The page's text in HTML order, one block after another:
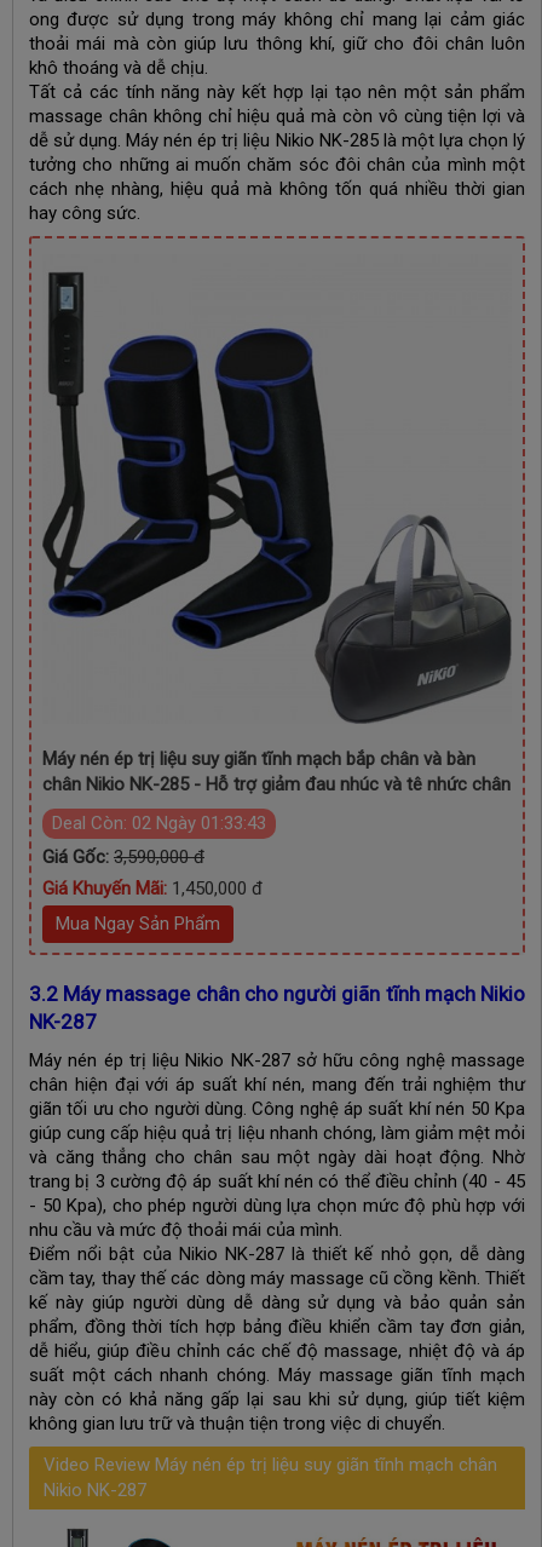
ong được sử dụng trong máy không chỉ mang lại cảm giác
thoải mái mà còn giúp lưu thông khí, giữ cho đôi chân luôn
khô thoáng và dễ chịu.
Tất cả các tính năng này kết hợp lại tạo nên một sản phẩm
massage chân không chỉ hiệu quả mà còn vô cùng tiện lợi và
dễ sử dụng. Máy nén ép trị liệu Nikio NK-285 là một lựa chọn lý
tưởng cho những ai muốn chăm sóc đôi chân của mình một
cách nhẹ nhàng, hiệu quả mà không tốn quá nhiều thời gian
hay công sức.
Máy nén ép trị liệu suy giãn tĩnh mạch bắp chân và bàn
chân Nikio NK-285 - Hỗ trợ giảm đau nhúc và tê nhức chân
Deal Còn: 02 Ngày 01:33:41
Giá Gốc: 3,590,000 đ
Giá Khuyến Mãi: 1,450,000 đ
Mua Ngay Sản Phẩm
3.2 Máy massage chân cho người giãn tĩnh mạch Nikio
NK-287
Máy nén ép trị liệu Nikio NK-287 sở hữu công nghệ massage
chân hiện đại với áp suất khí nén, mang đến trải nghiệm thư
giãn tối ưu cho người dùng. Công nghệ áp suất khí nén 50 Kpa
giúp cung cấp hiệu quả trị liệu nhanh chóng, làm giảm mệt mỏi
và căng thẳng cho chân sau một ngày dài hoạt động. Nhờ
trang bị 3 cường độ áp suất khí nén có thể điều chỉnh (40 - 45
- 50 Kpa), cho phép người dùng lựa chọn mức độ phù hợp với
nhu cầu và mức độ thoải mái của mình.
Điểm nổi bật của Nikio NK-287 là thiết kế nhỏ gọn, dễ dàng
cầm tay, thay thế các dòng máy massage cũ cồng kềnh. Thiết
kế này giúp người dùng dễ dàng sử dụng và bảo quản sản
phẩm, đồng thời tích hợp bảng điều khiển cầm tay đơn giản,
dễ hiểu, giúp điều chỉnh các chế độ massage, nhiệt độ và áp
suất một cách nhanh chóng. Máy massage giãn tĩnh mạch
này còn có khả năng gấp lại sau khi sử dụng, giúp tiết kiệm
không gian lưu trữ và thuận tiện trong việc di chuyển.
Video Review Máy nén ép trị liệu suy giãn tĩnh mạch chân
Nikio NK-287